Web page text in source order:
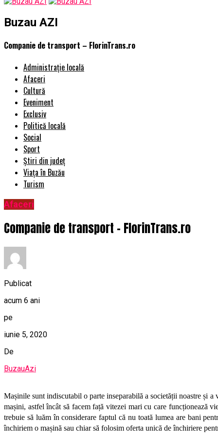
Buzau AZI
Companie de transport – FlorinTrans.ro
Administrație locală
Afaceri
Cultură
Eveniment
Exclusiv
Politică locală
Social
Sport
Știri din județ
Viața în Buzău
Turism
Afaceri
Companie de transport – FlorinTrans.ro
Publicat
acum 6 ani
pe
iunie 5, 2020
De
BuzauAzi
Mașinile sunt indiscutabil o parte inseparabilă a societății noastre și
mașini, astfel încât să facem față vitezei mari cu care funcționează
trebuie să luăm în considerare faptul că nu toată lumea are bani
închiriem o mașină sau chiar să folosim oferta unică de închiriere